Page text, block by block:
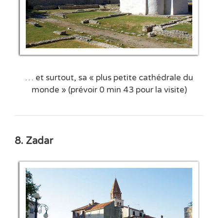
… et surtout, sa « plus petite cathédrale du
monde » (prévoir 0 min 43 pour la visite)
8. Zadar